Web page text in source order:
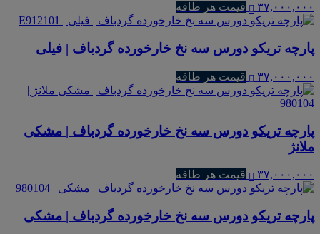
۳۷,۰۰۰,۰۰۰ قیمت هر طاقه
پارچه تریکو دورس سه نخ خارخورده گردباف | فیلی
۳۷,۰۰۰,۰۰۰ قیمت هر طاقه
پارچه تریکو دورس سه نخ خارخورده گردباف | مشکی
ملانژ
۳۷,۰۰۰,۰۰۰ قیمت هر طاقه
پارچه تریکو دورس سه نخ خارخورده گردباف | مشکی